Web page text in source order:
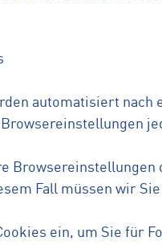
automatisiert nach
Fall müssen wir
ein, um Sie für